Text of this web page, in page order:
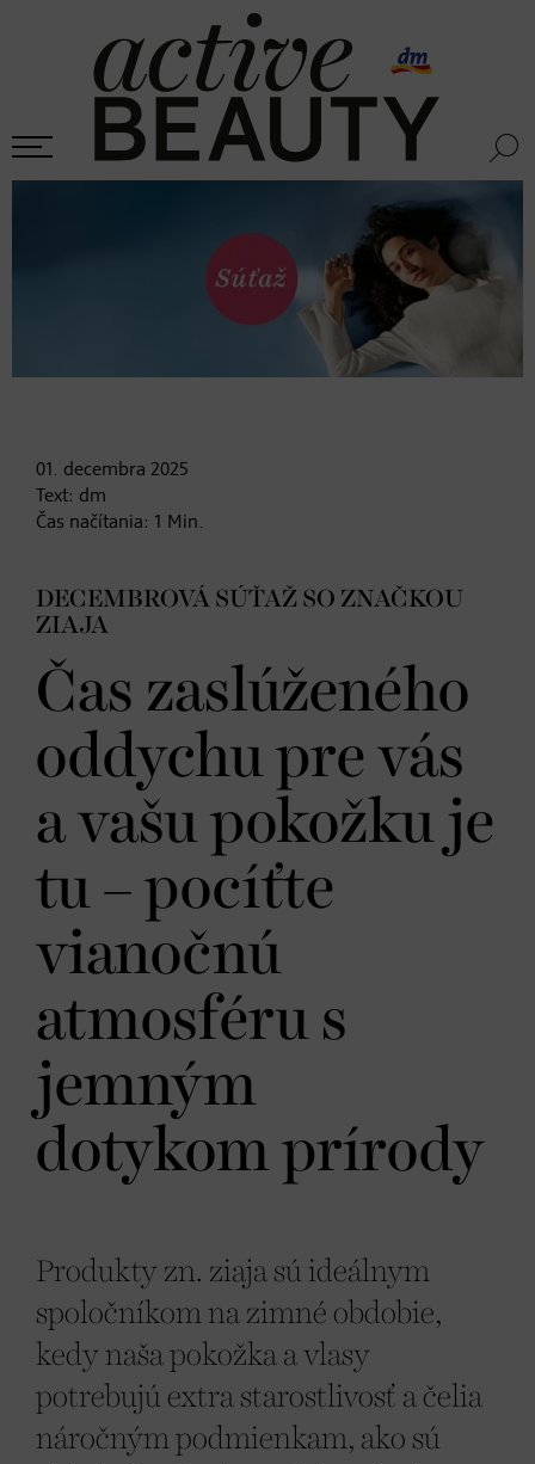
01. decembra 2025
Text: dm
Čas načítania: 1 Min.
DECEMBROVÁ SÚŤAŽ SO ZNAČKOU
ZIAJA
Čas zaslúženého
oddychu pre vás
a vašu pokožku je
tu – pocíťte
vianočnú
atmosféru s
jemným
dotykom prírody
Produkty zn. ziaja sú ideálnym
spoločníkom na zimné obdobie,
kedy naša pokožka a vlasy
potrebujú extra starostlivosť a čelia
náročným podmienkam, ako sú